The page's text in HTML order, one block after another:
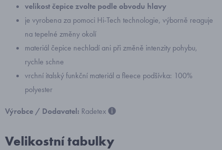
velikost čepice zvolte podle obvodu hlavy
je vyrobena za pomoci Hi-Tech technologie, výborně reaguje
na tepelné změny okolí
materiál čepice nechladí ani při změně intenzity pohybu,
rychle schne
vrchní italský funkční materiál a fleece podšívka: 100%
polyester
Výrobce / Dodavatel: Radetex
Velikostní tabulky